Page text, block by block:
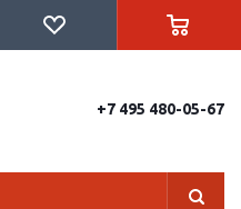
+7 495 480-05-67